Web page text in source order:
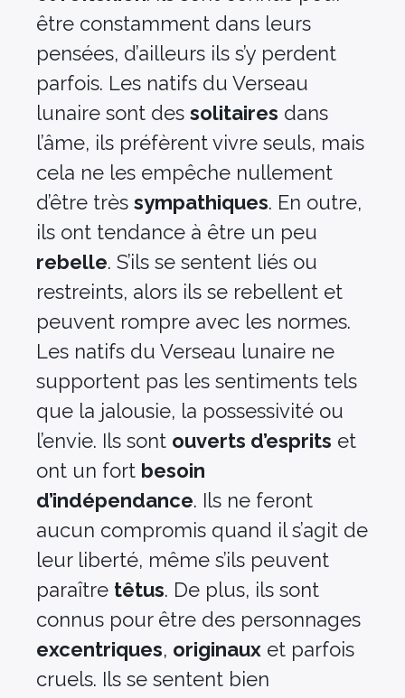
être constamment dans leurs
pensées, d’ailleurs ils s’y perdent
parfois. Les natifs du Verseau
lunaire sont des solitaires dans
l’âme, ils préfèrent vivre seuls, mais
cela ne les empêche nullement
d’être très sympathiques. En outre,
ils ont tendance à être un peu
rebelle. S’ils se sentent liés ou
restreints, alors ils se rebellent et
peuvent rompre avec les normes.
Les natifs du Verseau lunaire ne
supportent pas les sentiments tels
que la jalousie, la possessivité ou
l’envie. Ils sont ouverts d’esprits et
ont un fort besoin
d’indépendance. Ils ne feront
aucun compromis quand il s’agit de
leur liberté, même s’ils peuvent
paraître têtus. De plus, ils sont
connus pour être des personnages
excentriques, originaux et parfois
cruels. Ils se sentent bien